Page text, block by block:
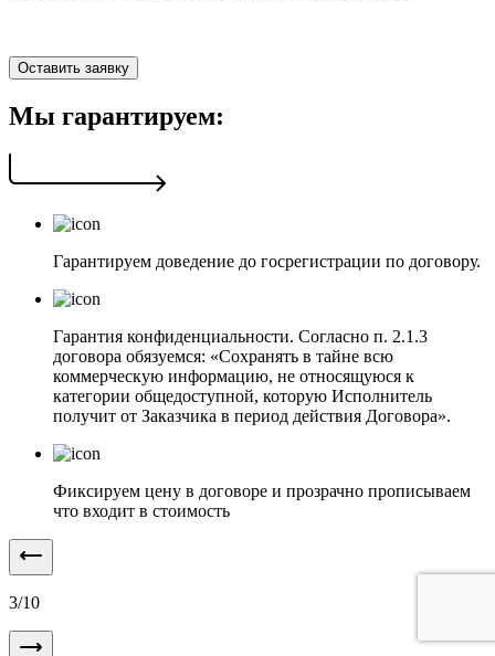
Оставить заявку
Мы гарантируем:
Гарантируем доведение до госрегистрации по договору.
Гарантия конфиденциальности. Согласно п. 2.1.3
договора обязуемся: «Сохранять в тайне всю
коммерческую информацию, не относящуюся к
категории общедоступной, которую Исполнитель
получит от Заказчика в период действия Договора».
Фиксируем цену в договоре и прозрачно прописываем
что входит в стоимость
3/10